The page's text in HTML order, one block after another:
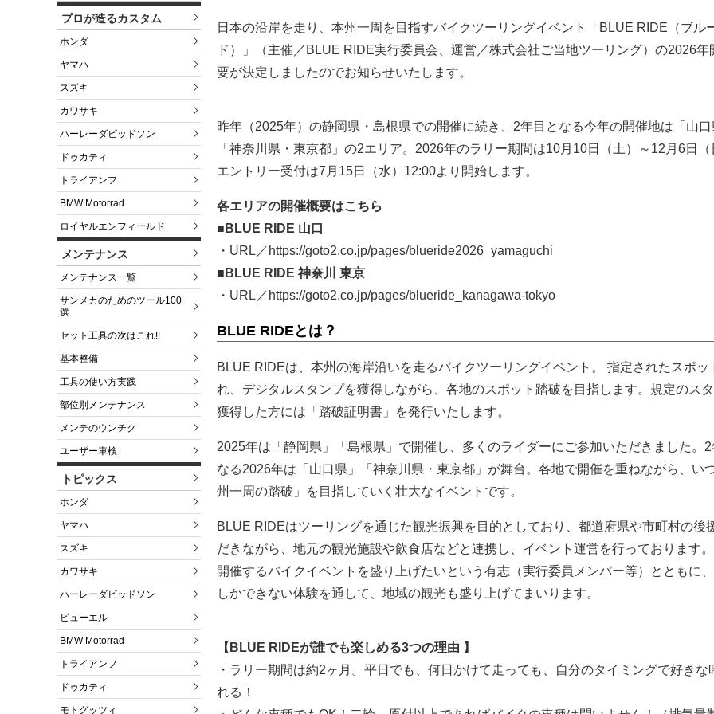
プロが造るカスタム
ホンダ
ヤマハ
スズキ
カワサキ
ハーレーダビッドソン
ドゥカティ
トライアンフ
BMW Motorrad
ロイヤルエンフィールド
メンテナンス
メンテナンス一覧
サンメカのためのツール100
選
セット工具の次はこれ!!
基本整備
工具の使い方実践
部位別メンテナンス
メンテのウンチク
ユーザー車検
トピックス
ホンダ
ヤマハ
スズキ
カワサキ
ハーレーダビッドソン
ビューエル
BMW Motorrad
トライアンフ
ドゥカティ
モトグッツィ
日本の沿岸を走り、本州一周を目指すバイクツーリングイベント「BLUE RIDE（ブル
ド）」（主催／BLUE RIDE実行委員会、運営／株式会社ご当地ツーリング）の2026年
要が決定しましたのでお知らせいたします。
昨年（2025年）の静岡県・島根県での開催に続き、2年目となる今年の開催地は「山
「神奈川県・東京都」の2エリア。2026年のラリー期間は10月10日（土）～12月6日
エントリー受付は7月15日（水）12:00より開始します。
各エリアの開催概要はこちら
■BLUE RIDE 山口
・URL／https://goto2.co.jp/pages/blueride2026_yamaguchi
■BLUE RIDE 神奈川 東京
・URL／https://goto2.co.jp/pages/blueride_kanagawa-tokyo
BLUE RIDEとは？
BLUE RIDEは、本州の海岸沿いを走るバイクツーリングイベント。 指定されたスポッ
れ、デジタルスタンプを獲得しながら、各地のスポット踏破を目指します。規定のス
獲得した方には「踏破証明書」を発行いたします。
2025年は「静岡県」「島根県」で開催し、多くのライダーにご参加いただきました。
なる2026年は「山口県」「神奈川県・東京都」が舞台。各地で開催を重ねながら、い
州一周の踏破」を目指していく壮大なイベントです。
BLUE RIDEはツーリングを通じた観光振興を目的としており、都道府県や市町村の後
だきながら、地元の観光施設や飲食店などと連携し、イベント運営を行っております
開催するバイクイベントを盛り上げたいという有志（実行委員メンバー等）とともに
しかできない体験を通して、地域の観光も盛り上げてまいります。
【BLUE RIDEが誰でも楽しめる3つの理由 】
・ラリー期間は約2ヶ月。平日でも、何日かけて走っても、自分のタイミングで好きな
れる！